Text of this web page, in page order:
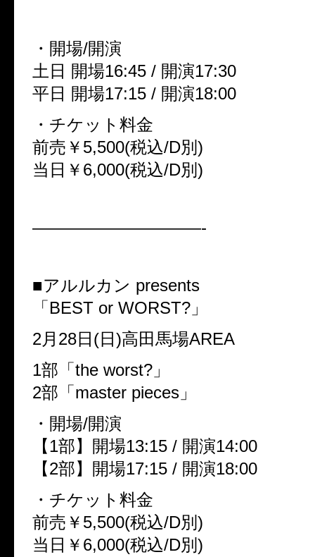
・開場/開演
土日 開場16:45 / 開演17:30
平日 開場17:15 / 開演18:00
・チケット料金
前売￥5,500(税込/D別)
当日￥6,000(税込/D別)
——————————-
■アルルカン presents
「BEST or WORST?」
2月28日(日)高田馬場AREA
1部「the worst?」
2部「master pieces」
・開場/開演
【1部】開場13:15 / 開演14:00
【2部】開場17:15 / 開演18:00
・チケット料金
前売￥5,500(税込/D別)
当日￥6,000(税込/D別)